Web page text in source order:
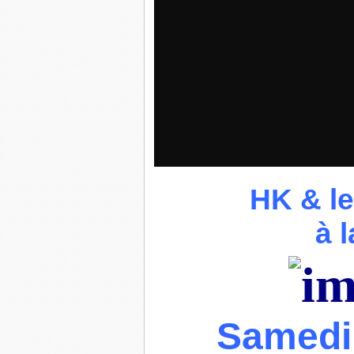
HK &
à